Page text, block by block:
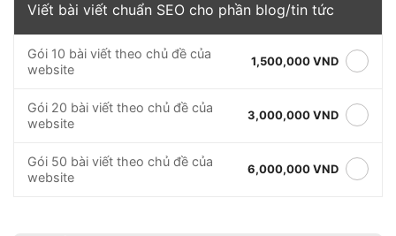
Viết bài viết chuẩn SEO cho phần blog/tin tức
Gói 10 bài viết theo chủ đề của
website
1,500,000 VND
Gói 20 bài viết theo chủ đề của
website
3,000,000 VND
Gói 50 bài viết theo chủ đề của
website
6,000,000 VND